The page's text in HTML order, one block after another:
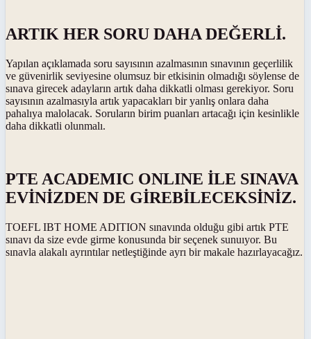
ARTIK HER SORU DAHA DEĞERLİ.
Yapılan açıklamada soru sayısının azalmasının sınavının geçerlilik
ve güvenirlik seviyesine olumsuz bir etkisinin olmadığı söylense de
sınava girecek adayların artık daha dikkatli olması gerekiyor. Soru
sayısının azalmasıyla artık yapacakları bir yanlış onlara daha
pahalıya malolacak. Soruların birim puanları artacağı için kesinlikle
daha dikkatli olunmalı.
PTE ACADEMIC ONLINE İLE SINAVA
EVİNİZDEN DE GİREBİLECEKSİNİZ.
TOEFL IBT HOME ADITION sınavında olduğu gibi artık PTE
sınavı da size evde girme konusunda bir seçenek sunuıyor. Bu
sınavla alakalı ayrıntılar netleştiğinde ayrı bir makale hazırlayacağız.